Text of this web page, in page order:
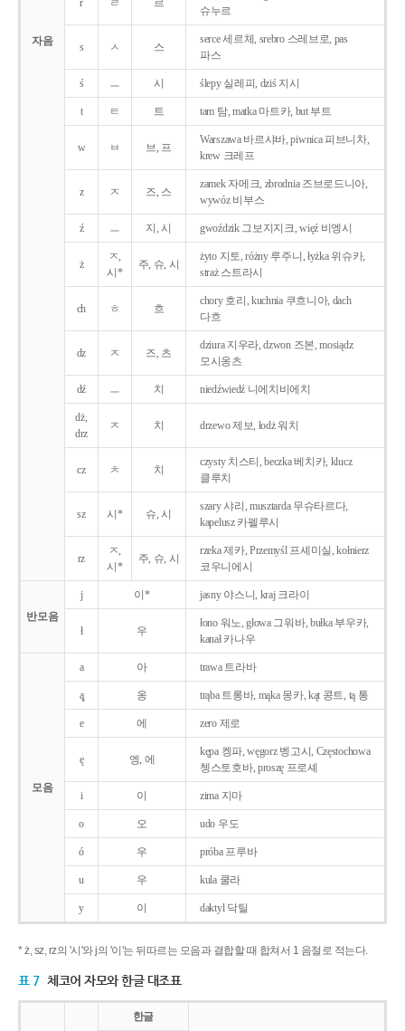
자음
r ㄹ 르
슈누르
s ㅅ 스
serce 세르체, srebro 스레브로, pas
파스
ś ㅡ 시 ślepy 실레피, dziś 지시
t ㅌ 트 tam 탐, matka 마트카, but 부트
w ㅂ 브, 프
Warszawa 바르샤바, piwnica 피브니차,
krew 크레프
z ㅈ 즈, 스
zamek 자메크, zbrodnia 즈브로드니아,
wywóz 비부스
ź ㅡ 지, 시 gwoździk 그보지지크, więź 비엥시
ż
ㅈ,
시*
주, 슈, 시
żyto 지토, różny 루주니, łyżka 위슈카,
straż 스트라시
ch ㅎ 흐
chory 호리, kuchnia 쿠흐니아, dach
다흐
dz ㅈ 즈, 츠
dziura 지우라, dzwon 즈본, mosiądz
모시옹츠
dź ㅡ 치 niedźwiedź 니에치비에치
dż,
drz
ㅈ 치 drzewo 제보, łodż 워치
cz ㅊ 치
czysty 치스티, beczka 베치카, klucz
클루치
sz 시* 슈, 시
szary 샤리, musztarda 무슈타르다,
kapelusz 카펠루시
rz
ㅈ,
시*
주, 슈, 시
rzeka 제카, Przemyśl 프셰미실, kołnierz
코우니에시
반모음
j 이* jasny 야스니, kraj 크라이
ł 우
łono 워노, głowa 그워바, bułka 부우카,
kanał 카나우
모음
a 아 trawa 트라바
ą̨ 옹 trąba 트롱바, mąka 몽카, kąt 콩트, tą 통
e 에 zero 제로
ę 엥, 에
kępa 켕파, węgorz 벵고시, Częstochowa
쳉스토호바, proszę 프로셰
i 이 zima 지마
o 오 udo 우도
ó 우 próba 프루바
u 우 kula 쿨라
y 이 daktyl 닥틸
* ż, sz, rz의 '시'와 j의 '이'는 뒤따르는 모음과 결합할 때 합쳐서 1 음절로 적는다.
표 7 체코어 자모와 한글 대조표
한글